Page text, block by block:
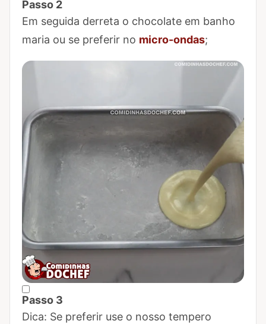
Passo 2
Marcar Passo 2 como concluído
Em seguida derreta o chocolate em banho
maria ou se preferir no micro-ondas;
Passo 3
Marcar Passo 3 como concluído
Dica: Se preferir use o nosso tempero